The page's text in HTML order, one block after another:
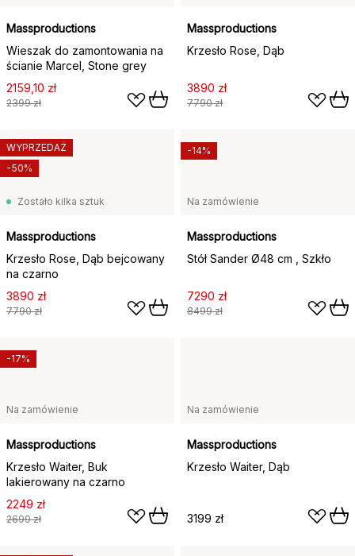
Massproductions
Wieszak do zamontowania na
ścianie Marcel, Stone grey
2159,10 zł
2399 zł
Massproductions
Krzesło Rose, Dąb
3890 zł
7790 zł
Zostało kilka sztuk
Massproductions
Krzesło Rose, Dąb bejcowany
na czarno
3890 zł
7790 zł
WYPRZEDAŻ
-50%
Na zamówienie
Massproductions
Stół Sander Ø48 cm , Szkło
7290 zł
8499 zł
-14%
Na zamówienie
Massproductions
Krzesło Waiter, Buk
lakierowany na czarno
2249 zł
2699 zł
-17%
Na zamówienie
Massproductions
Krzesło Waiter, Dąb
3199 zł